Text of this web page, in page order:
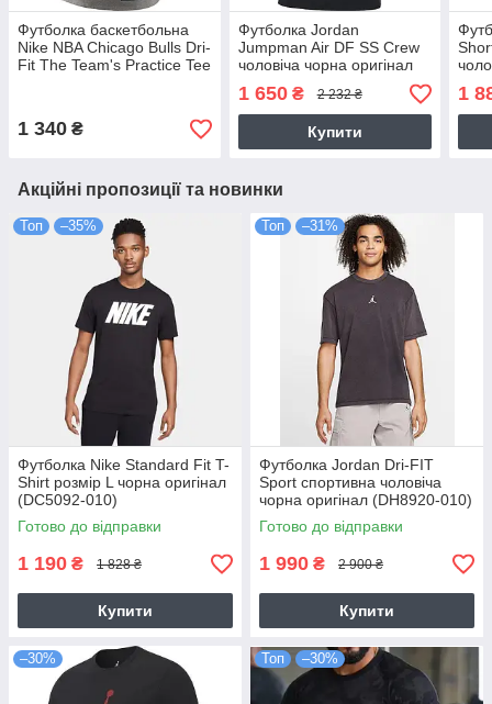
Футболка баскетбольна
Nike NBA Chicago Bulls Dri-
Fit The Team's Practice Tee
1 340 ₴
Футболка Jordan
Jumpman Air DF SS Crew
чоловіча чорна оригінал
(CW5190-010)
1 650₴ 2 232 ₴
Купити
1
Акційні пропозиції та новинки
Топ –35%
Футболка Nike Standard Fit T-
Shirt розмір L чорна оригінал
(DC5092-010)
Готово до відправки
1 190 ₴ 1 828 ₴
Купити
Топ –31%
Футболка Jordan Dri-FIT
Sport спортивна чоловіча
чорна оригінал (DH8920-010)
Готово до відправки
1 990 ₴ 2 900 ₴
Купити
–30% Топ –30%